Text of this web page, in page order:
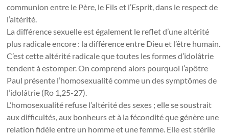
communion entre le Père, le Fils et l’Esprit, dans le respect de
l’altérité.
La différence sexuelle est également le reflet d’une altérité
plus radicale encore : la différence entre Dieu et l’être humain.
C’est cette altérité radicale que toutes les formes d’idolâtrie
tendent à estomper. On comprend alors pourquoi l’apôtre
Paul présente l’homosexualité comme un des symptômes de
l’idolâtrie (Ro 1,25-27).
L’homosexualité refuse l’altérité des sexes ; elle se soustrait
aux difficultés, aux bonheurs et à la fécondité que génère une
relation fidèle entre un homme et une femme. Elle est stérile